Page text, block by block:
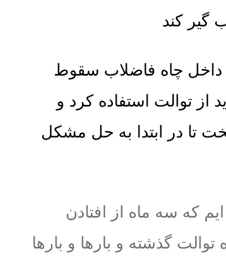
گیر کند
داخل چاه فاضلاب سقوط
از توالت استفاده کرد و
تا در ابتدا به حل مشکل
که سه ماه از افتادن
توالت گذشته و بارها و بارها